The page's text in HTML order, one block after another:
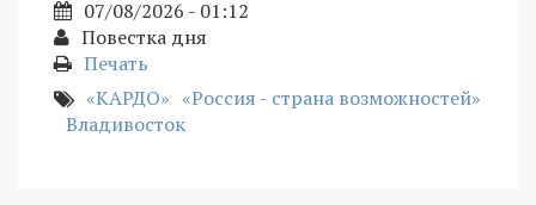
07/08/2026 - 01:12
Повестка дня
Печать
«КАРДО» «Россия - страна возможностей»
Владивосток